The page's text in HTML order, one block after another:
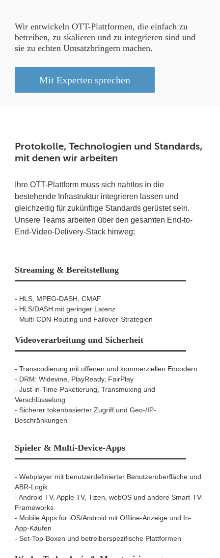
Wir entwickeln OTT-Plattformen, die einfach zu
betreiben, zu skalieren und zu integrieren sind und
sie zu echten Umsatzbringern machen.
Mit Experten sprechen
Protokolle, Technologien und Standards,
mit denen wir arbeiten
Ihre OTT-Plattform muss sich nahtlos in die
bestehende Infrastruktur integrieren lassen und
gleichzeitig für zukünftige Standards gerüstet sein.
Unsere Teams arbeiten über den gesamten End-to-
End-Video-Delivery-Stack hinweg:
Streaming & Bereitstellung
- HLS, MPEG-DASH, CMAF
- HLS/DASH mit geringer Latenz
- Multi-CDN-Routing und Failover-Strategien
Videoverarbeitung und Sicherheit
- Transcodierung mit offenen und kommerziellen Encodern
- DRM: Widevine, PlayReady, FairPlay
- Just-in-Time-Paketierung, Transmuxing und
Verschlüsselung
- Sicherer tokenbasierter Zugriff und Geo-/IP-
Beschränkungen
Spieler & Multi-Device-Apps
- Webplayer mit benutzerdefinierter Benutzeroberfläche und
ABR-Logik
- Android TV, Apple TV, Tizen, webOS und andere Smart-TV-
Frameworks
- Mobile Apps für iOS/Android mit Offline-Anzeige und In-
App-Käufen
- Set-Top-Boxen und betreiberspezifische Plattformen